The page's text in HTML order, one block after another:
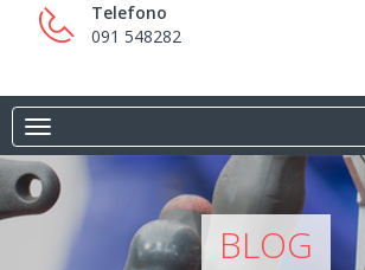
Telefono
091 548282
BLOG